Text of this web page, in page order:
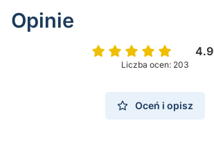
Opinie
Liczba ocen: 203
Oceń i opisz